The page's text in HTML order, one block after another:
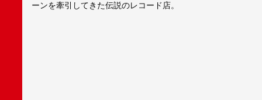
ーンを牽引してきた伝説のレコード店。